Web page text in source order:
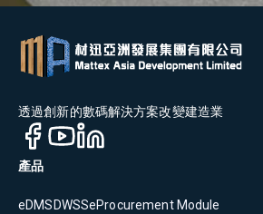
透過創新的數碼解決方案改變建造業
產品
eDMSDWSSeProcurement Module